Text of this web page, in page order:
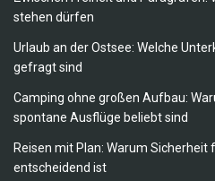
stehen dürfen
Urlaub an der Ostsee: Welche
gefragt sind
Camping ohne großen Aufbau:
spontane Ausflüge beliebt sind
Reisen mit Plan: Warum Sicherheit
entscheidend ist